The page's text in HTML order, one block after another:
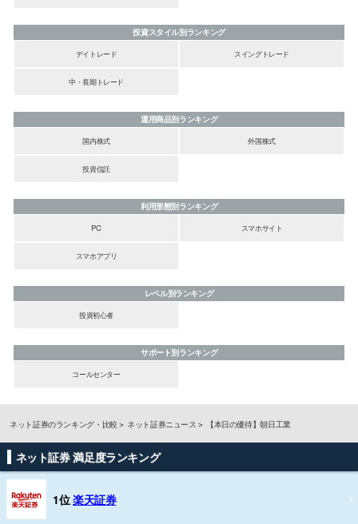
投資スタイル別ランキング
デイトレード
スイングトレード
中・長期トレード
運用商品別ランキング
国内株式
外国株式
投資信託
利用形態別ランキング
PC
スマホサイト
スマホアプリ
レベル別ランキング
投資初心者
サポート別ランキング
コールセンター
ネット証券のランキング・比較 ネット証券ニュース 【本日の優待】朝日工業
ネット証券 満足度ランキング
1位楽天証券